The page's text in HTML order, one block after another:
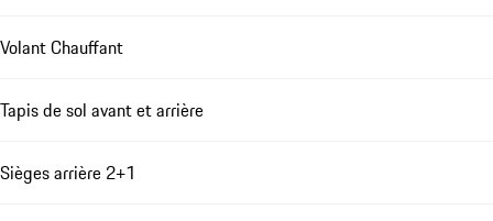
Volant Chauffant
Tapis de sol avant et arrière
Sièges arrière 2+1